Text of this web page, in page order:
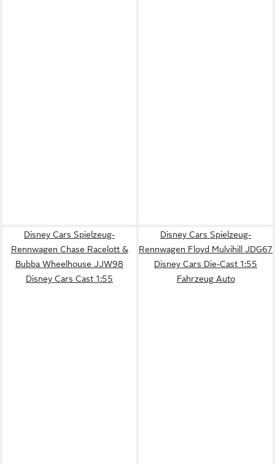
Disney Cars Spielzeug-
Rennwagen Chase Racelott &
Bubba Wheelhouse JJW98
Disney Cars Cast 1:55
Disney Cars Spielzeug-
Rennwagen Floyd Mulvihill JDG67
Disney Cars Die-Cast 1:55
Fahrzeug Auto